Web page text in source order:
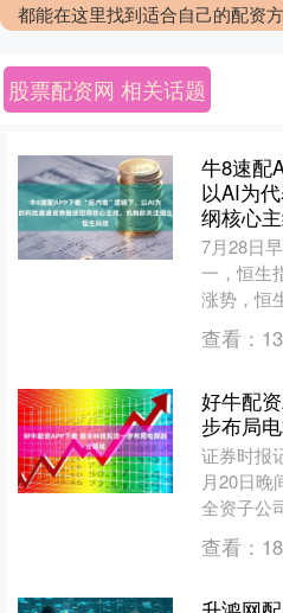
都能在这里找到适合自己的配资
股票配资网 相关话题
牛8速配
以AI为
纲核心
7月28日
一，恒生
涨势，恒
赛道规
ETF（
查看：
好牛配
步布局
证券时报
月20日晚
全资子公
（下称“
业务....
查看：